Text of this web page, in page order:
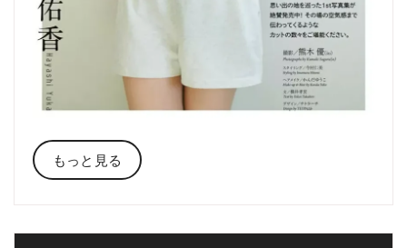
もっと見る